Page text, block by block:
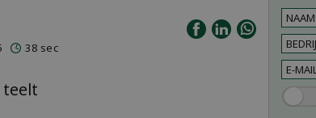
38 sec
teelt